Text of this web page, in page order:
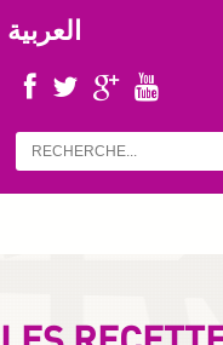
العربية